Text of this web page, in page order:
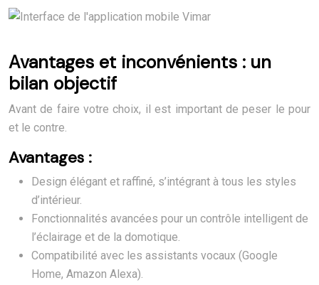
Avantages et inconvénients : un
bilan objectif
Avant de faire votre choix, il est important de peser le pour
et le contre.
Avantages :
Design élégant et raffiné, s’intégrant à tous les styles
d’intérieur.
Fonctionnalités avancées pour un contrôle intelligent de
l’éclairage et de la domotique.
Compatibilité avec les assistants vocaux (Google
Home, Amazon Alexa).